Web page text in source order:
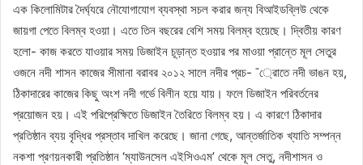
এক কিলোমিটার দৈর্ঘ্যরে নৌযোগাযোগ ব্যবস্থা সচল করার জন্য বিআইডব্লিউ থেকে
জায়গা পেতে বিলম্ব হওয়া। এতে তিন বছরের বেশি সময় বিলম্ব হয়েছে। দ্বিতীয় কারণ
হলো- কাজ করতে যাওয়ার সময় ডিজাইন চূড়ান্ত হওয়ার পর মাওয়া প্রান্তে মূল সেতুর
ওজনে নদী শাসন কাজের সীমানা বরাবর ২০১২ সালে নদীর প্রচ- ¯্রােতে নদী ভাঙন হয়,
ঠিকাদারের কাজের কিছু অংশ নদী গর্ভে বিলীন হয়ে যায়। ফলে ডিজাইন পরিবর্তনের
প্রয়োজন হয়। এই পরিপ্রেক্ষিতে ডিজাইন তৈরিতে বিলম্ব হয়। এ কারণে ঠিকাদার
প্রতিষ্ঠান ব্যয় বৃদ্ধির প্রস্তাব দাখিল করেছে। জানা গেছে, আন্তর্জাতিক খ্যাতি সম্পন্ন
নকশা প্রণয়নকারী প্রতিষ্ঠান ‘ম্যাউনসেল এইসিওএম’ থেকে মূল সেতু, নদীশাসন ও